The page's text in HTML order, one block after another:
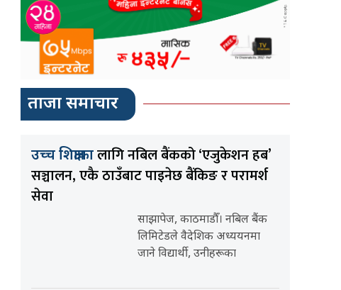
ताजा समाचार
उच्च शिक्षाकालागि नबिल बैंकको ‘एजुकेशन हब’
सञ्चालन, एकै ठाउँबाट पाइनेछ बैंकिङ र परामर्श
सेवा
साझापेज, काठमाडौँ। नबिल बैंक
लिमिटेडले वैदेशिक अध्ययनमा
जाने विद्यार्थी, उनीहरूका